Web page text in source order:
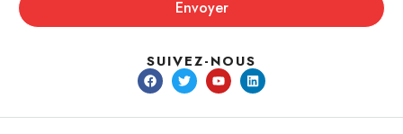
Envoyer
SUIVEZ-NOUS